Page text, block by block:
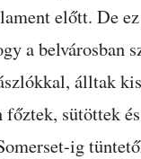
előtt. De
a
álltak
sütöttek
ig